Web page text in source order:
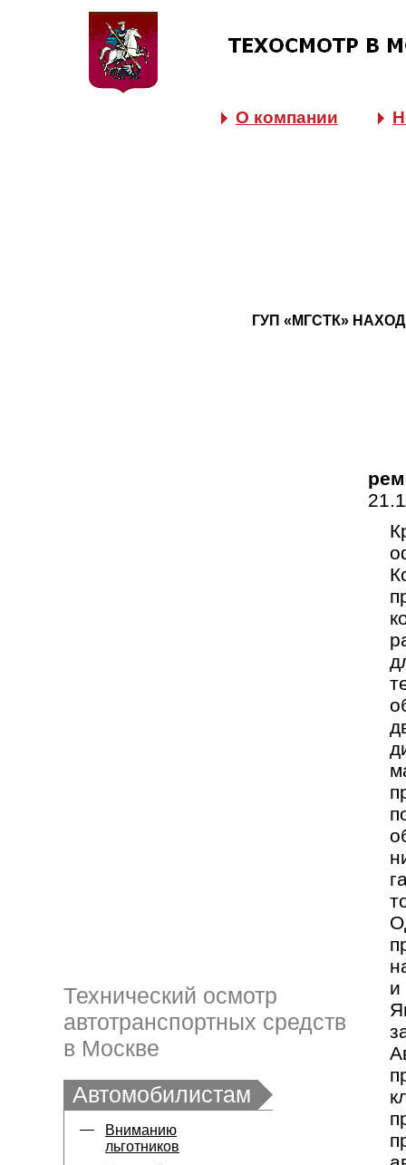
О компании
ГУП «МГСТК»
Технический осмотр
автотранспортных средств
в Москве
Автомобилистам
Вниманию
льготников
и